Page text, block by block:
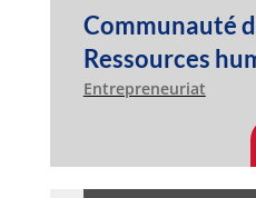
Communauté
Ressources
Entrepreneuriat